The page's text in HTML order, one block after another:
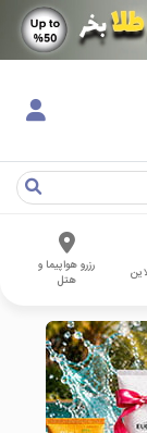
رزرو هواپیما و
هتل